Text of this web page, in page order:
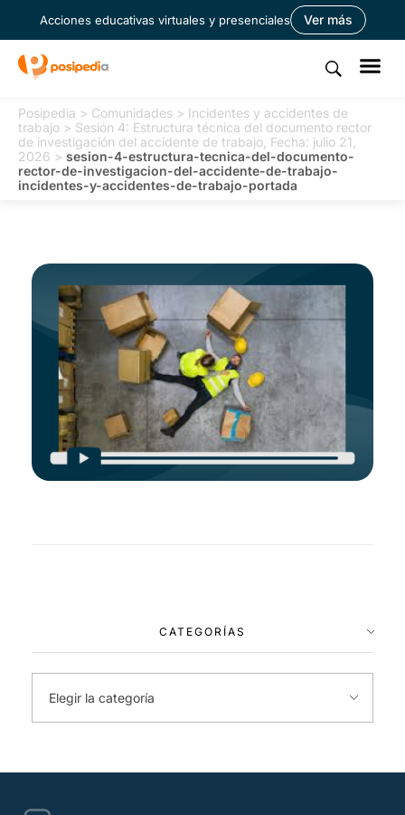
Acciones educativas virtuales y presenciales Ver más
Posipedia > Comunidades > Incidentes y accidentes de
trabajo > Sesión 4: Estructura técnica del documento rector
de investigación del accidente de trabajo, Fecha: julio 21,
2026 > sesion-4-estructura-tecnica-del-documento-
rector-de-investigacion-del-accidente-de-trabajo-
incidentes-y-accidentes-de-trabajo-portada
CATEGORÍAS